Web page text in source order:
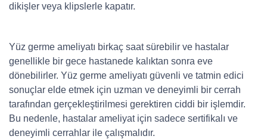
dikişler veya klipslerle kapatır.
Yüz germe ameliyatı birkaç saat sürebilir ve hastalar
genellikle bir gece hastanede kalıktan sonra eve
dönebilirler. Yüz germe ameliyatı güvenli ve tatmin edici
sonuçlar elde etmek için uzman ve deneyimli bir cerrah
tarafından gerçekleştirilmesi gerektiren ciddi bir işlemdir.
Bu nedenle, hastalar ameliyat için sadece sertifikalı ve
deneyimli cerrahlar ile çalışmalıdır.